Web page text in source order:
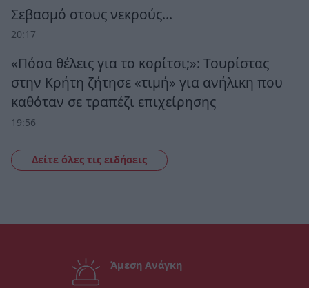
Σεβασμό στους νεκρούς…
20:17
«Πόσα θέλεις για το κορίτσι;»: Τουρίστας
στην Κρήτη ζήτησε «τιμή» για ανήλικη που
καθόταν σε τραπέζι επιχείρησης
19:56
Δείτε όλες τις ειδήσεις
Άμεση Ανάγκη